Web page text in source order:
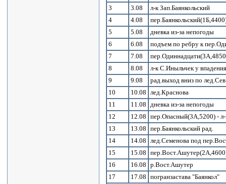
3
3.08
л-к Зап.Баянкольский
4
4.08
5
5.08
дневка из-за непогоды
6
6.08
подъем по ребру к
7
7.08
8
8.08
л-к С.Иныльчек у
9
9.08
рад.выход вниз по
10
10.08
лед.Краснова
11
11.08
дневка из-за непогоды
12
12.08 пер.Опасный(3А,5200) -
13
13.08 пер.Баянкольский рад.
14
14.08
лед.Семенова под
15
15.08
16
16.08 р.Вост.Ашутер
17
17.08 погранзастава "Баянкол"